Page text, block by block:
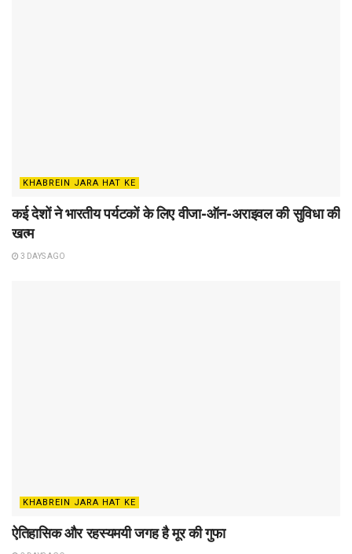
KHABREIN JARA HAT KE
कई देशों ने भारतीय पर्यटकों के लिए वीजा-ऑन-अराइवल की सुविधा की
खत्म
3 DAYS AGO
KHABREIN JARA HAT KE
ऐतिहासिक और रहस्यमयी जगह है मूर की गुफा